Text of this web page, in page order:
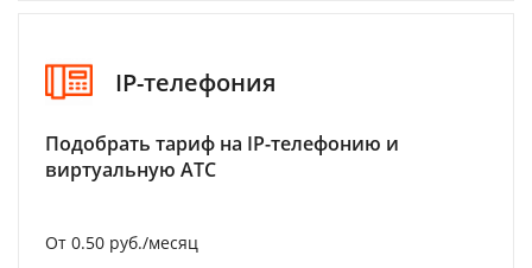
IP-телефония
Подобрать тариф на IP-телефонию и
виртуальную АТС
От 0.50 руб./месяц